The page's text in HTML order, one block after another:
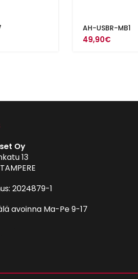
AH-USBR-MB1
49,90€
Oy
13
2024879-1
avoinna Ma-Pe 9-17